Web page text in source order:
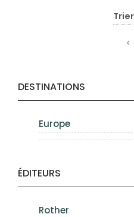
DESTINATIONS
Europe
ÉDITEURS
Rother